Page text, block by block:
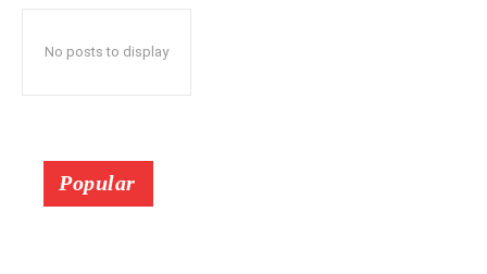
No posts to display
Popular